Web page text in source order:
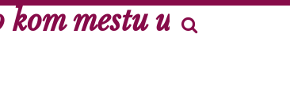
mestu u Srbiji.